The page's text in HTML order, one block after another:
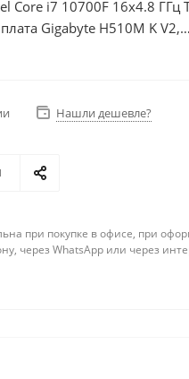
Core i7 10700F 16x4.8 ГГц
Gigabyte H510M K V2,
4070S 12Гб, Память DDR4
Нашли дешевле?
при покупке в офисе, при
через WhatsApp или через